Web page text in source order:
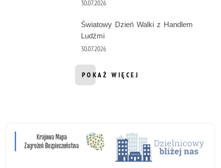
30.07.2026
Światowy Dzień Walki z Handlem
Ludźmi
30.07.2026
POKAŻ WIĘCEJ
INFORMACJI Z DZIAŁU